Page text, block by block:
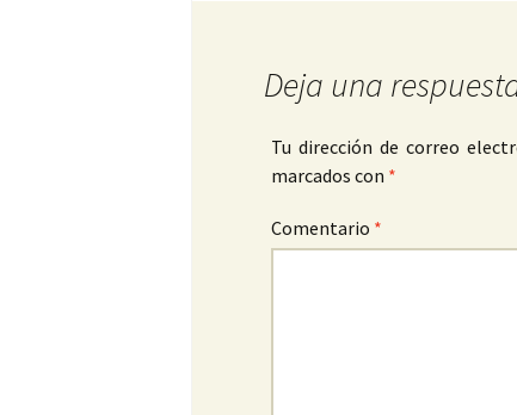
Deja una
Tu dirección de correo
marcados con *
Comentario *